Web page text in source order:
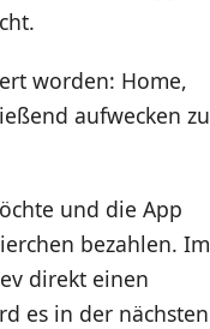
worden: Home,
aufwecken zu
und die App
bezahlen. Im
direkt einen
es in der nächsten